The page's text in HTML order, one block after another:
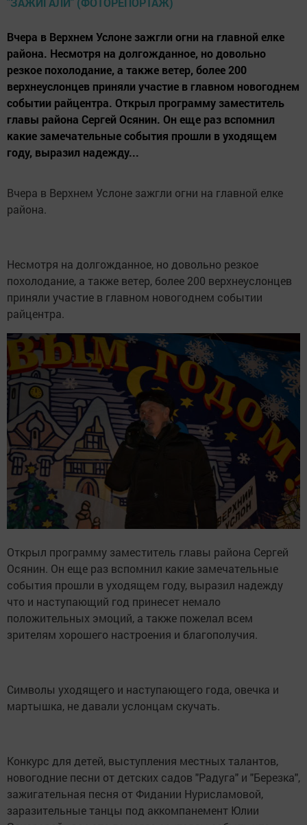
Вчера в Верхнем Услоне зажгли огни на главной елке
района. Несмотря на долгожданное, но довольно
резкое похолодание, а также ветер, более 200
верхнеуслонцев приняли участие в главном новогоднем
событии райцентра. Открыл программу заместитель
главы района Сергей Осянин. Он еще раз вспомнил
какие замечательные события прошли в уходящем
году, выразил надежду...
Вчера в Верхнем Услоне зажгли огни на главной елке
района.
Несмотря на долгожданное, но довольно резкое
похолодание, а также ветер, более 200 верхнеуслонцев
приняли участие в главном новогоднем событии
райцентра.
Открыл программу заместитель главы района Сергей
Осянин. Он еще раз вспомнил какие замечательные
события прошли в уходящем году, выразил надежду
что и наступающий год принесет немало
положительных эмоций, а также пожелал всем
зрителям хорошего настроения и благополучия.
Символы уходящего и наступающего года, овечка и
мартышка, не давали услонцам скучать.
Конкурс для детей, выступления местных талантов,
новогодние песни от детских садов "Радуга" и "Березка",
зажигательная песня от Фидании Нурисламовой,
заразительные танцы под аккомпанемент Юлии